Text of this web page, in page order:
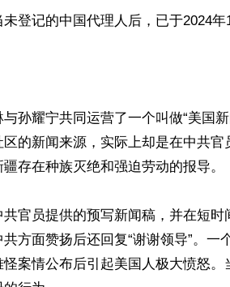
登记的中国代理人后，已于2024年
孙耀宁共同运营了一个叫做“美国
的新闻来源，实际上却是在中共
存在种族灭绝和强迫劳动的报导。
官员提供的预写新闻稿，并在短时
方面赞扬后还回复“谢谢领导”。一
案情公布后引起美国人极大愤怒